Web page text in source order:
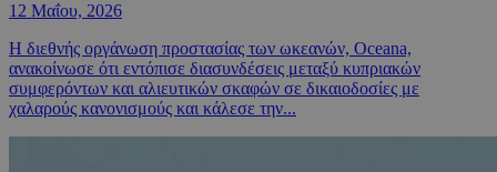
12 Μαΐου, 2026
Η διεθνής οργάνωση προστασίας των ωκεανών, Oceana,
ανακοίνωσε ότι εντόπισε διασυνδέσεις μεταξύ κυπριακών
συμφερόντων και αλιευτικών σκαφών σε δικαιοδοσίες με
χαλαρούς κανονισμούς και κάλεσε την...